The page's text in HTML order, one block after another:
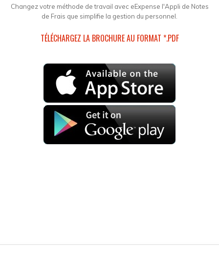
Changez votre méthode de travail avec eExpense l'Appli de Notes
de Frais que simplifie la gestion du personnel.
TÉLÉCHARGEZ LA BROCHURE AU FORMAT *.PDF